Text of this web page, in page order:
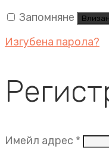
Запомняне
Изгубена парола?
Имейл адрес *